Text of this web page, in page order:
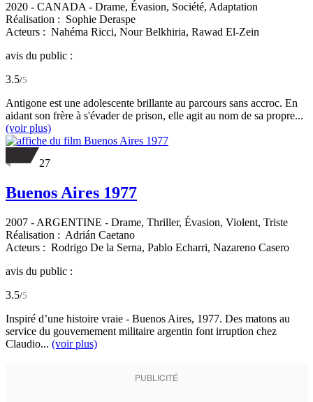
2020 - CANADA - Drame, Évasion, Société, Adaptation
Réalisation : Sophie Deraspe
Acteurs : Nahéma Ricci, Nour Belkhiria, Rawad El-Zein
avis du public :
3.5/5
Antigone est une adolescente brillante au parcours sans accroc. En
aidant son frère à s'évader de prison, elle agit au nom de sa propre...
(voir plus)
27
Buenos Aires 1977
2007 - ARGENTINE - Drame, Thriller, Évasion, Violent, Triste
Réalisation : Adrián Caetano
Acteurs : Rodrigo De la Serna, Pablo Echarri, Nazareno Casero
avis du public :
3.5/5
Inspiré d’une histoire vraie - Buenos Aires, 1977. Des matons au
service du gouvernement militaire argentin font irruption chez
Claudio... (voir plus)